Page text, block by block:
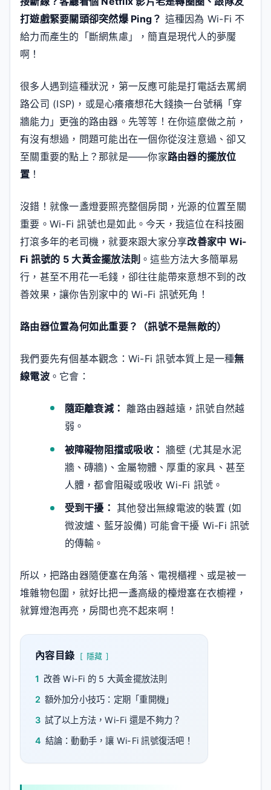
打遊戲緊要關頭卻突然爆 Ping？ 這種因為 Wi-Fi 不
給力而產生的「斷網焦慮」，簡直是現代人的夢魘
啊！
很多人遇到這種狀況，第一反應可能是打電話去罵網
路公司 (ISP)，或是心癢癢想花大錢換一台號稱「穿
牆能力」更強的路由器。先等等！在你這麼做之前，
有沒有想過，問題可能出在一個你從沒注意過、卻又
至關重要的點上？那就是——你家路由器的擺放位
置 ！
沒錯！就像一盞燈要照亮整個房間，光源的位置至關
重要。Wi-Fi 訊號也是如此。今天，我這位在科技圈
打滾多年的老司機，就要來跟大家分享改善家中 Wi-
Fi 訊號的 5 大黃金擺放法則 。這些方法大多簡單易
行，甚至不用花一毛錢，卻往往能帶來意想不到的改
善效果，讓你告別家中的 Wi-Fi 訊號死角！
路由器位置為何如此重要？（訊號不是無敵的）
我們要先有個基本觀念：Wi-Fi 訊號本質上是一種無
線電波。它會：
隨距離衰減： 離路由器越遠，訊號自然越
弱。
被障礙物阻擋或吸收： 牆壁 (尤其是水泥
牆、磚牆)、金屬物體、厚重的家具、甚至
人體，都會阻礙或吸收 Wi-Fi 訊號。
受到干擾： 其他發出無線電波的裝置 (如
微波爐、藍牙設備) 可能會干擾 Wi-Fi 訊號
的傳輸。
所以，把路由器隨便塞在角落、電視櫃裡、或是被一
堆雜物包圍，就好比把一盞高級的檯燈塞在衣櫥裡，
就算燈泡再亮，房間也亮不起來啊！
內容目錄 隱藏
1 改善 Wi-Fi 的 5 大黃金擺放法則
2 額外加分小技巧：定期「重開機」
3 試了以上方法，Wi-Fi 還是不夠力？
4 結論：動動手，讓 Wi-Fi 訊號復活吧！